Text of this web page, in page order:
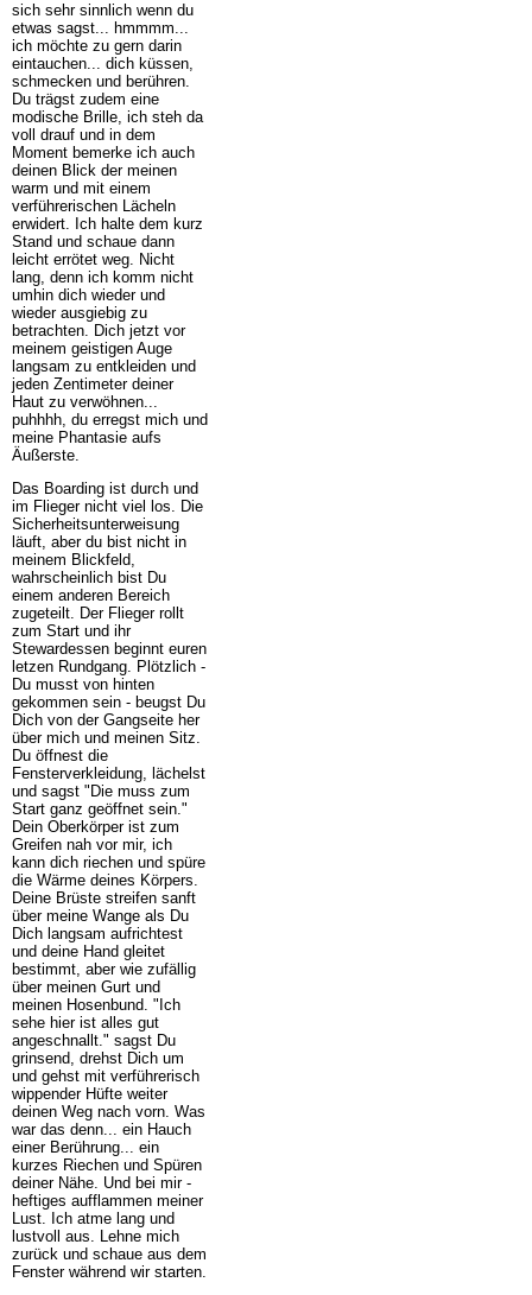
sich sehr sinnlich wenn du
etwas sagst... hmmmm...
ich möchte zu gern darin
eintauchen... dich küssen,
schmecken und berühren.
Du trägst zudem eine
modische Brille, ich steh da
voll drauf und in dem
Moment bemerke ich auch
deinen Blick der meinen
warm und mit einem
verführerischen Lächeln
erwidert. Ich halte dem kurz
Stand und schaue dann
leicht errötet weg. Nicht
lang, denn ich komm nicht
umhin dich wieder und
wieder ausgiebig zu
betrachten. Dich jetzt vor
meinem geistigen Auge
langsam zu entkleiden und
jeden Zentimeter deiner
Haut zu verwöhnen...
puhhhh, du erregst mich und
meine Phantasie aufs
Äußerste.
Das Boarding ist durch und
im Flieger nicht viel los. Die
Sicherheitsunterweisung
läuft, aber du bist nicht in
meinem Blickfeld,
wahrscheinlich bist Du
einem anderen Bereich
zugeteilt. Der Flieger rollt
zum Start und ihr
Stewardessen beginnt euren
letzen Rundgang. Plötzlich -
Du musst von hinten
gekommen sein - beugst Du
Dich von der Gangseite her
über mich und meinen Sitz.
Du öffnest die
Fensterverkleidung, lächelst
und sagst "Die muss zum
Start ganz geöffnet sein."
Dein Oberkörper ist zum
Greifen nah vor mir, ich
kann dich riechen und spüre
die Wärme deines Körpers.
Deine Brüste streifen sanft
über meine Wange als Du
Dich langsam aufrichtest
und deine Hand gleitet
bestimmt, aber wie zufällig
über meinen Gurt und
meinen Hosenbund. "Ich
sehe hier ist alles gut
angeschnallt." sagst Du
grinsend, drehst Dich um
und gehst mit verführerisch
wippender Hüfte weiter
deinen Weg nach vorn. Was
war das denn... ein Hauch
einer Berührung... ein
kurzes Riechen und Spüren
deiner Nähe. Und bei mir -
heftiges aufflammen meiner
Lust. Ich atme lang und
lustvoll aus. Lehne mich
zurück und schaue aus dem
Fenster während wir starten.